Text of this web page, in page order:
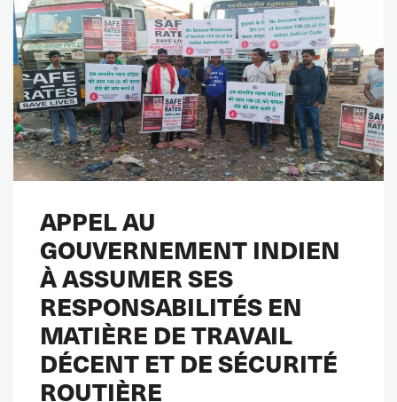
APPEL AU
GOUVERNEMENT INDIEN
À ASSUMER SES
RESPONSABILITÉS EN
MATIÈRE DE TRAVAIL
DÉCENT ET DE SÉCURITÉ
ROUTIÈRE